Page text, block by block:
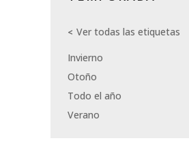
Ver todas las etiquetas
Invierno
Otoño
Todo el año
Verano